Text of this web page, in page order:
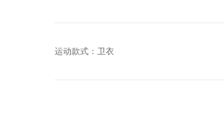
运动款式：卫衣